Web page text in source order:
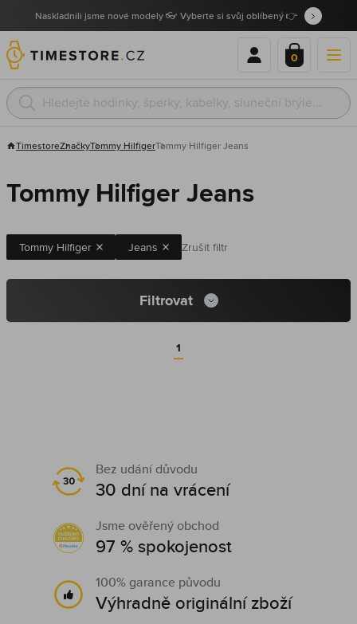
Naskladnili jsme nové modely 👓 Vyberte si svůj oblíbený 👉
0
TimestoreZnačkyTommy HilfigerTommy Hilfiger Jeans
Tommy Hilfiger Jeans
Tommy Hilfiger Jeans Zrušit filtr
Filtrovat
1
Bez udání důvodu
30 dní na vrácení
Jsme ověřený obchod
97 % spokojenost
100% garance původu
Výhradně originální zboží